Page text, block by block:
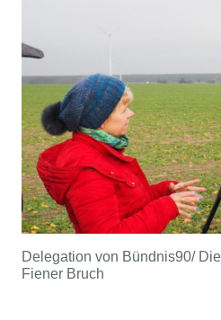
Delegation von Bündnis90/
Fiener Bruch